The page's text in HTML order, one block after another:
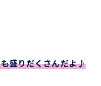
盛りだくさんだよ♪